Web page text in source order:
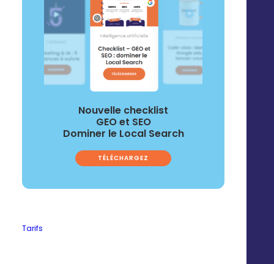
Nouvelle checklist
GEO et SEO
Dominer le Local Search
TÉLÉCHARGEZ
Tarifs
DÉCOUVRIR LA PLATEFORME